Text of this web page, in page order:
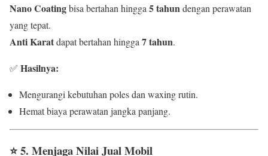
Nano Coatingbisa bertahan hingga 5 tahun dengan perawatan
yang tepat.
Anti Karatdapat bertahan hingga 7 tahun.
✅ Hasilnya:
Mengurangi kebutuhan poles dan waxing rutin.
Hemat biaya perawatan jangka panjang.
⭐5. Menjaga Nilai Jual Mobil